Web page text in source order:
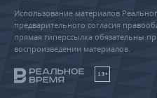
Использование материалов
предварительного согласия
прямая гиперссылка обязательны
воспроизведении материалов.
18+